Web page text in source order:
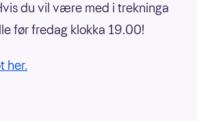
du vil være med i trekninga
før fredag klokka 19.00!
her.